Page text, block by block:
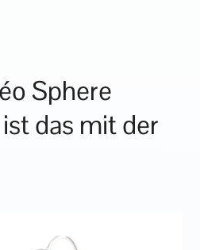
Sphere
das mit der